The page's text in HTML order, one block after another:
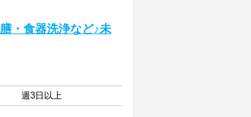
・食器洗浄など♪未
週3日以上